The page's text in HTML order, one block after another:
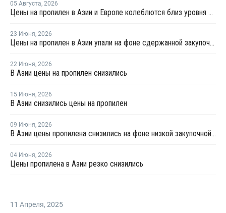
05 Августа, 2026
Цены на пропилен в Азии и Европе колеблются близ уровня в USD1000
23 Июня, 2026
Цены на пропилен в Азии упали на фоне сдержанной закупочной активности
22 Июня, 2026
В Азии цены на пропилен снизились
15 Июня, 2026
В Азии снизились цены на пропилен
09 Июня, 2026
В Азии цены пропилена снизились на фоне низкой закупочной активности
04 Июня, 2026
Цены пропилена в Азии резко снизились
11 Апреля, 2025